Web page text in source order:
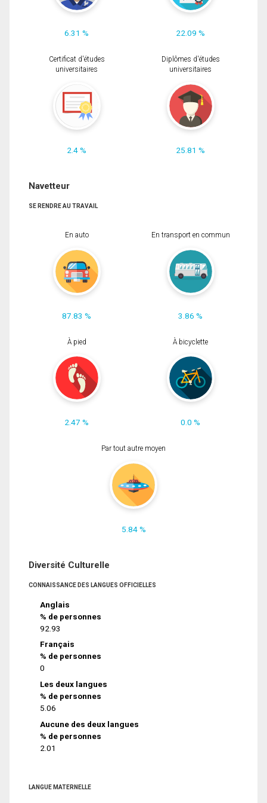
6.31 % 22.09 %
Certificat d'études
universitaires
2.4 %
Diplômes d'études
universitaires
25.81 %
Navetteur
SE RENDRE AU TRAVAIL
En auto
87.83 %
En transport en commun
3.86 %
À pied
2.47 %
À bicyclette
0.0 %
Par tout autre moyen
5.84 %
Diversité Culturelle
CONNAISSANCE DES LANGUES OFFICIELLES
Anglais
% de personnes
92.93
Français
% de personnes
0
Les deux langues
% de personnes
5.06
Aucune des deux langues
% de personnes
2.01
LANGUE MATERNELLE